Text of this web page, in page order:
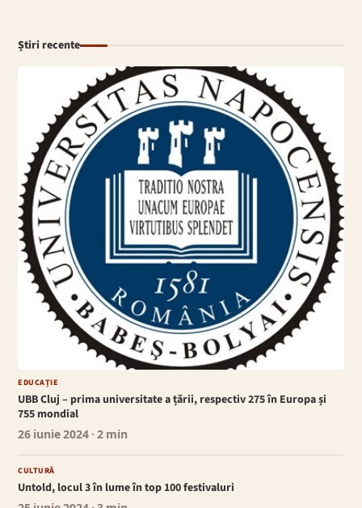
Știri recente
EDUCAȚIE
UBB Cluj – prima universitate a țării, respectiv 275 în Europa și
755 mondial
26 iunie 2024 · 2 min
CULTURĂ
Untold, locul 3 în lume în top 100 festivaluri